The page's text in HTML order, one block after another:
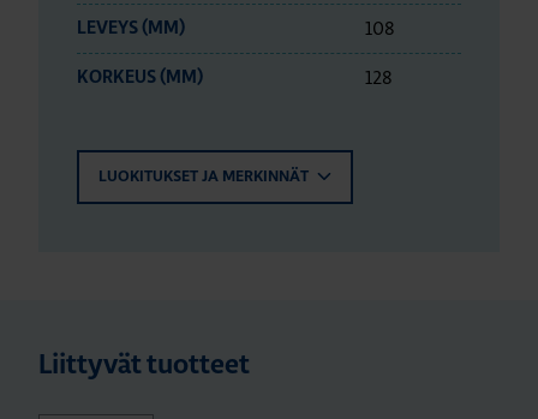
LEVEYS (MM) 108
KORKEUS (MM) 128
LUOKITUKSET JA MERKINNÄT
Liittyvät tuotteet